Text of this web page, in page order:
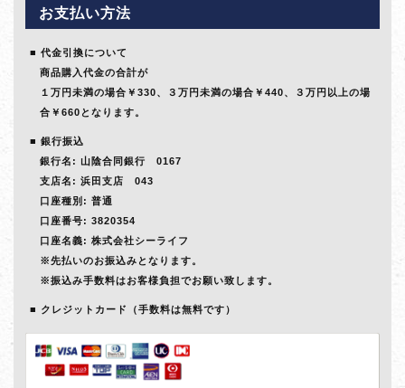
お支払い方法
代金引換について
商品購入代金の合計が
１万円未満の場合￥330、３万円未満の場合￥440、３万円以上の場
合￥660となります。
銀行振込
銀行名: 山陰合同銀行 0167
支店名: 浜田支店 043
口座種別: 普通
口座番号: 3820354
口座名義: 株式会社シーライフ
※先払いのお振込みとなります。
※振込み手数料はお客様負担でお願い致します。
クレジットカード（手数料は無料です）